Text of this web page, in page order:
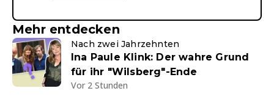
Mehr entdecken
Nach zwei Jahrzehnten
Ina Paule Klink: Der wahre Grund
für ihr "Wilsberg"-Ende
Vor 2 Stunden